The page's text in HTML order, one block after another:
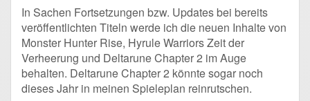
In Sachen Fortsetzungen bzw. Updates bei bereits
veröffentlichten Titeln werde ich die neuen Inhalte von
Monster Hunter Rise, Hyrule Warriors Zeit der
Verheerung und Deltarune Chapter 2 im Auge
behalten. Deltarune Chapter 2 könnte sogar noch
dieses Jahr in meinen Spieleplan reinrutschen.